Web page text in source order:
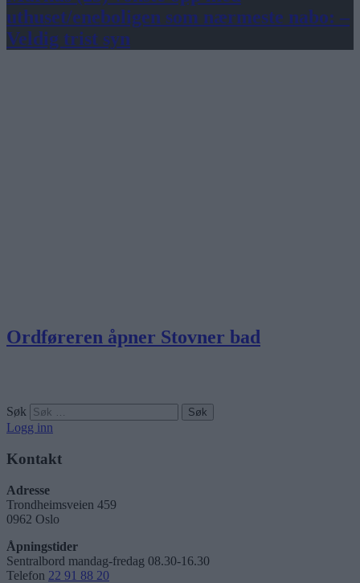
uthuset/eneboligen som nærmeste nabo: –
Veldig trist syn
Ordføreren åpner Stovner bad
Søk
Logg inn
Kontakt
Adresse
Trondheimsveien 459
0962 Oslo
Åpningstider
Sentralbord mandag-fredag 08.30-16.30
Telefon 22 91 88 20